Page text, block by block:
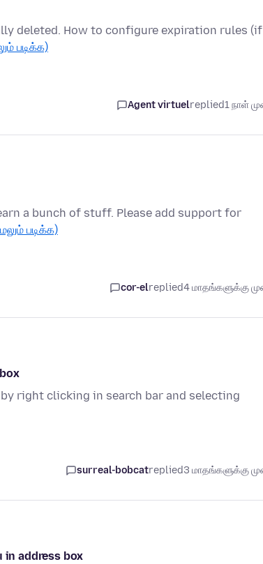
deleted. How to configure expiration rules (if
படிக்க)
Agent virtuelreplied1 நாள்
a bunch of stuff. Please add support for
படிக்க)
cor-elreplied4 மாதங்களுக்கு
right clicking in search bar and selecting
surreal-bobcatreplied3 மாதங்களுக்கு
in address box